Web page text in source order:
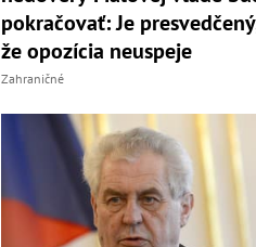
pokračovať: Je
že opozícia neuspeje
Zahraničné